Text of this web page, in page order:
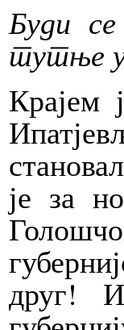
Буди
тутње у
Крајем
је за
друг!